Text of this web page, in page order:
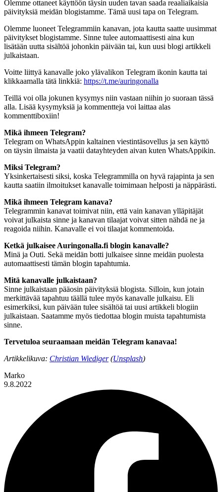
Olemme ottaneet käyttöön täysin uuden tavan saada reaaliaikaisia
päivityksiä meidän blogistamme. Tämä uusi tapa on Telegram.
Olemme luoneet Telegrammiin kanavan, jota kautta saatte uusimmat
päivitykset blogistamme. Sinne tulee automaattisesti aina kun
lisätään uutta sisältöä johonkin päivään tai, kun uusi blogi artikkeli
julkaistaan.
Voitte liittyä kanavalle joko ylävalikon Telegram ikonin kautta tai
klikkaamalla tätä linkkiä: https://t.me/auringonalla
Teillä voi olla jokunen kysymys niin vastaan niihin jo suoraan tässä
alla. Lisää kysymyksiä ja kommentteja voi laittaa alas
kommenttiboxiin!
Mikä ihmeen Telegram?
Telegram on WhatsAppin kaltainen viestintäsovellus ja sen käyttö
on täysin ilmaista ja vaatii datayhteyden aivan kuten WhatsAppikin.
Miksi Telegram?
Yksinkertaisesti siksi, koska Telegrammilla on hyvä rajapinta ja sen
kautta saatiin ilmoitukset kanavalle toimimaan helposti ja näppärästi.
Mikä ihmeen Telegram kanava?
Telegrammin kanavat toimivat niin, että vain kanavan ylläpitäjät
voivat julkaista sinne ja kanavan tilaajat voivat sitten nähdä ne ja
reagoida niihin. Kanavalle ei voi tilaajat kommentoida.
Ketkä julkaisee Auringonalla.fi blogin kanavalle?
Minä ja Outi. Sekä meidän botti julkaisee sinne meidän puolesta
automaattisesti tämän blogin tapahtumia.
Mitä kanavalle julkaistaan?
Sinne julkaistaan pääosin päivityksiä blogista. Silloin, kun jotain
merkittävää tapahtuu täällä tulee myös kanavalle julkaisu. Eli
esimerkiksi, kun päivään tulee sisältöä tai uusi artikkeli blogiin
julkaistaan. Saatamme myös tiedottaa blogin muista tapahtumista
sinne.
Tervetuloa seuraamaan meidän Telegram kanavaa!
Artikkelikuva: Christian Wiediger(Unsplash)
Marko
9.8.2022